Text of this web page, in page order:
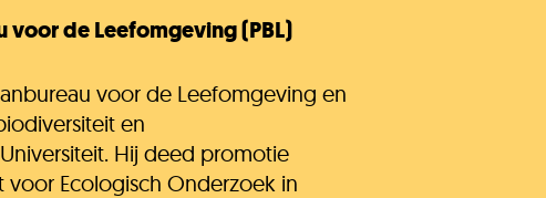
de Leefomgeving (PBL)
voor de Leefomgeving en
en
Hij deed promotie
Ecologisch Onderzoek in